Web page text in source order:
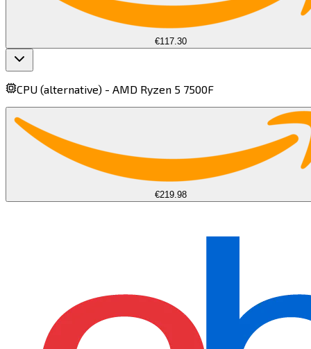
€117.30
CPU (alternative) - AMD Ryzen 5 7500F​​​​‌ ‍ ​‍​‍‌‍ ‌ ​‍‌‍‍‌‌‍‌ ‌‍‍‌‌‍ ‍​‍​‍​ ‍‍​‍​‍‌ ​ ‌‍​‌‌‍ ‍‌‍‍‌‌ ‌​‌ ‍‌​‍ ‍‌‍‍‌‌‍ ​‍​‍​‍ ​​‍​‍‌‍‍​‌ ​‍‌‍‌‌‌‍‌‍​‍​‍​ ‍‍​‍​‍​‍ ‌‍​‌‌‍‌​‌‍ ‌‌‍‍‌‌‍ ‍​‍ ‌‍‍‌‌‍ ‍‌ ‌​‌‍‌‌‌‍ ‍‌ ‌​​‍ ‌‍‌‌‌‍‌​‌‍‍‌‌ ‌​​‍ ‌‍ ‌‌‍ ‌‍‌​‌‍‌‌​ ‌‌ ​​‌ ​‍‌‍‌‌‌ ​ ‌‍‌‌‌‍ ‍‌ ‌​‌‍​‌‌ ‌​‌‍‍‌‌‍ ‌‍ ‍​ ‍ ‌‍‍‌‌‍‌​​ ‌​ ‌​​ ‌​‌‍​ ​ ‍​​ ​​​ ‌‌​ ‌ ​ ​​​‍ ‌​ ‌‌‌‍‌‌​ ‍‌​ ‌‌​‍ ‌​ ‌​‌‍‌​​ ​​​ ‌​​‍ ‌‌‍​‌​ ​​‌‍‌​​ ‍‌​‍ ‌‌‍​‍‌‍‌‍​ ​‌​ ​ ‌‍​‍​ ‌‍‌‍‌​​ ‌​‌‍​‍​ ‌‌​ ​‌‌‍​‍​ ‍ ‌ ‌​‌ ‍‌‌ ​​‌‍‌‌​ ‌‌‍​ ‌ ​​‌ ‌‌​ ‍ ‌ ​​‌‍​‌‌ ‌​‌‍‍​​ ‌‌‍ ‍‌‍​‌‌‍ ‌‌‍‌‌​ ‌‍​‍‌‍​‌‌ ​ ‌‍‌‌‌‌‌‌‌ ​‍‌‍ ​​ ‌​‍‌‌​ ​‍‌​‌‍‌‍​‌‌‍‌​‌‍ ‌‌‍‍‌‌‍ ‍​‍‌‍‌‍‍‌‌‍‌​​ ‌​ ‌​​ ‌​‌‍​ ​ ‍​​ ​​​ ‌‌​ ‌ ​ ​​​‍ ‌​ ‌‌‌‍‌‌​ ‍‌​ ‌‌​‍ ‌​ ‌​‌‍‌​​ ​​​ ‌​​‍ ‌‌‍​‌​ ​​‌‍‌​​ ‍‌​‍ ‌‌‍​‍‌‍‌‍​ ​‌​ ​ ‌‍​‍​ ‌‍‌‍‌​​ ‌​‌‍​‍​ ‌‌​ ​‌‌‍​‍​‍‌‍‌ ‌​‌ ‍‌‌ ​​‌‍‌‌​ ‌‌‍​ ‌ ​​‌ ‌‌​‍‌‍‌ ​​‌‍​‌‌ ‌​‌‍‍​​ ‌‌‍ ‍‌‍​‌‌‍ ‌‌‍‌‌​‍‌‍‌ ​​‌‍‌‌‌ ​‍‌ ​ ‌ ​​‌‍‌‌‌‍​ ‌ ‌​‌‍‍‌‌ ‌‍‌‍‌‌​ ‌‌ ​​‌ ‌‌‌‍​‍‌‍ ​‌‍‍‌‌ ​ ‌‍‍​‌‍‌‌‌‍‌​​‍​‍‌ ‌
€219.98